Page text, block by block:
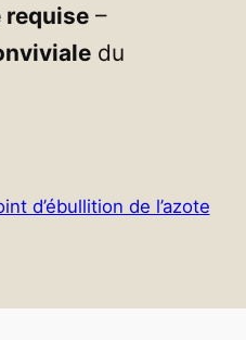
requise–
du
d’ébullition de l’azote